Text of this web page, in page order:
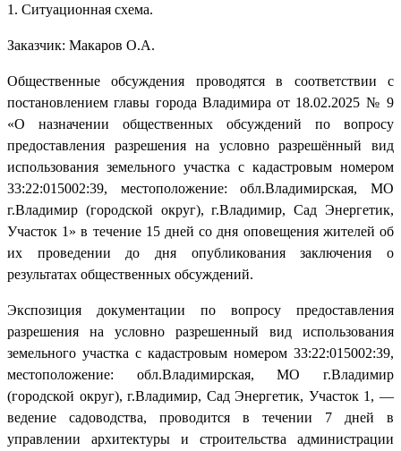
1. Ситуационная схема.
Заказчик: Макаров О.А.
Общественные обсуждения проводятся в соответствии с
постановлением главы города Владимира от 18.02.2025 № 9
«О назначении общественных обсуждений по вопросу
предоставления разрешения на условно разрешённый вид
использования земельного участка с кадастровым номером
33:22:015002:39, местоположение: обл.Владимирская, МО
г.Владимир (городской округ), г.Владимир, Сад Энергетик,
Участок 1» в течение 15 дней со дня оповещения жителей об
их проведении до дня опубликования заключения о
результатах общественных обсуждений.
Экспозиция документации по вопросу предоставления
разрешения на условно разрешенный вид использования
земельного участка с кадастровым номером 33:22:015002:39,
местоположение: обл.Владимирская, МО г.Владимир
(городской округ), г.Владимир, Сад Энергетик, Участок 1, —
ведение садоводства, проводится в течении 7 дней в
управлении архитектуры и строительства администрации